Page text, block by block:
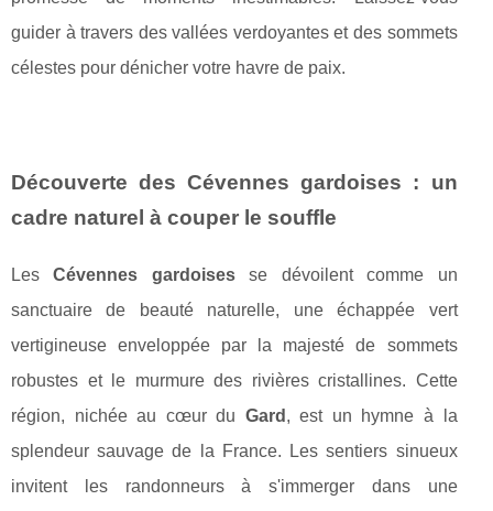
guider à travers des vallées verdoyantes et des sommets
célestes pour dénicher votre havre de paix.
Découverte des Cévennes gardoises : un
cadre naturel à couper le souffle
LesCévennes gardoisesse dévoilent comme un
sanctuaire de beauté naturelle, une échappée vert
vertigineuse enveloppée par la majesté de sommets
robustes et le murmure des rivières cristallines. Cette
région, nichée au cœur du Gard , est un hymne à la
splendeur sauvage de la France. Les sentiers sinueux
invitent les randonneurs à s'immerger dans une